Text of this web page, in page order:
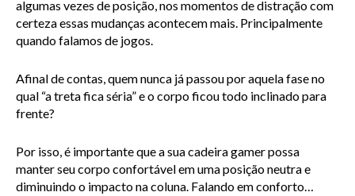
algumas vezes de posição, nos momentos de distração com
certeza essas mudanças acontecem mais. Principalmente
quando falamos de jogos.
Afinal de contas, quem nunca já passou por aquela fase no
qual “a treta fica séria” e o corpo ficou todo inclinado para
frente?
Por isso, é importante que a sua cadeira gamer possa
manter seu corpo confortável em uma posição neutra e
diminuindo o impacto na coluna. Falando em conforto…